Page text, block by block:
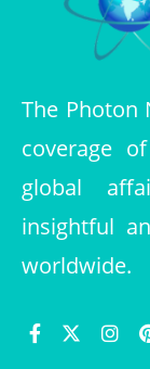
The Photon
coverage
global
insightful
worldwide.